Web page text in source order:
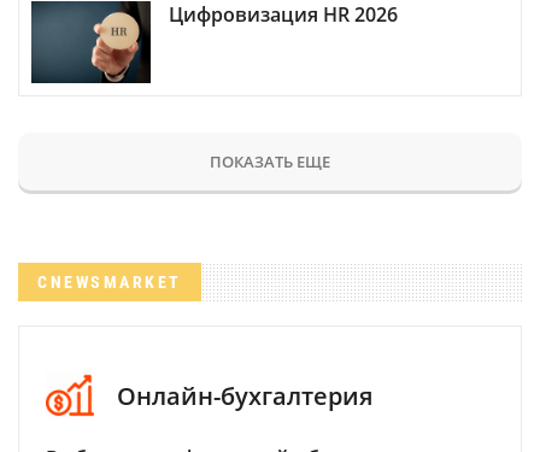
Цифровизация HR 2026
ПОКАЗАТЬ ЕЩЕ
CNEWSMARKET
Онлайн-бухгалтерия